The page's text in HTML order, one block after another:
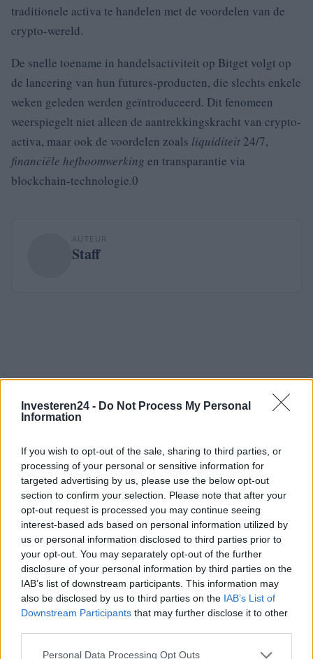
Investeren24 - Do Not Process My Personal
Information
If you wish to opt-out of the sale, sharing to third parties, or
processing of your personal or sensitive information for
targeted advertising by us, please use the below opt-out
section to confirm your selection. Please note that after your
opt-out request is processed you may continue seeing
interest-based ads based on personal information utilized by
us or personal information disclosed to third parties prior to
your opt-out. You may separately opt-out of the further
disclosure of your personal information by third parties on the
IAB’s list of downstream participants. This information may
also be disclosed by us to third parties on the IAB’s List of
Downstream Participants that may further disclose it to other
Please note that this website/app uses one or more Google
Personal Data Processing Opt Outs
traditionele activa te handelen met de voordelen van de
crypto-wereld.
De snelle toename in handelsactiviteit op Bitget volgt op
de lancering van hun futures-producten, die slechts enkele
weken geleden werden geïntroduceerd. Dit fenomeen
weerspiegelt niet alleen de aantrekkingskracht van crypto-
activa, maar ook de voordelen zoals liquiditeit 24/7,
financiële hefboomwerking en transparantie via
blockchain-technologie.0
AUTEUR
Staff
Verder lezen
NEWS